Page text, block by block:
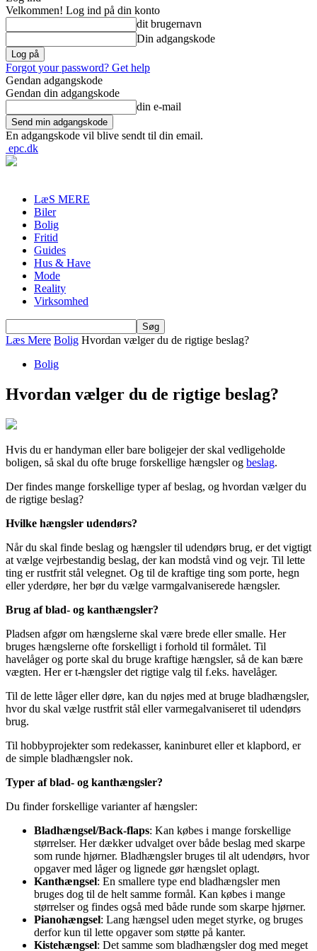
Velkommen! Log ind på din konto
dit brugernavn
Din adgangskode
Forgot your password? Get help
Gendan adgangskode
Gendan din adgangskode
din e-mail
En adgangskode vil blive sendt til din email.
epc.dk
LæS MERE
Biler
Bolig
Fritid
Guides
Hus & Have
Mode
Reality
Virksomhed
Læs Mere Bolig Hvordan vælger du de rigtige beslag?
Bolig
Hvordan vælger du de rigtige beslag?
Hvis du er handyman eller bare boligejer der skal vedligeholde
boligen, så skal du ofte bruge forskellige hængsler og beslag.
Der findes mange forskellige typer af beslag, og hvordan vælger du
de rigtige beslag?
Hvilke hængsler udendørs?
Når du skal finde beslag og hængsler til udendørs brug, er det vigtigt
at vælge vejrbestandig beslag, der kan modstå vind og vejr. Til lette
ting er rustfrit stål velegnet. Og til de kraftige ting som porte, hegn
eller yderdøre, her bør du vælge varmgalvaniserede hængsler.
Brug af blad- og kanthængsler?
Pladsen afgør om hængslerne skal være brede eller smalle. Her
bruges hængslerne ofte forskelligt i forhold til formålet. Til
havelåger og porte skal du bruge kraftige hængsler, så de kan bære
vægten. Her er t-hængsler det rigtige valg til f.eks. havelåger.
Til de lette låger eller døre, kan du nøjes med at bruge bladhængsler,
hvor du skal vælge rustfrit stål eller varmegalvaniseret til udendørs
brug.
Til hobbyprojekter som redekasser, kaninburet eller et klapbord, er
de simple bladhængsler nok.
Typer af blad- og kanthængsler?
Du finder forskellige varianter af hængsler:
Bladhængsel/Back-flaps: Kan købes i mange forskellige
størrelser. Her dækker udvalget over både beslag med skarpe
som runde hjørner. Bladhængsler bruges til alt udendørs, hvor
opgaver med låger og lignede gør hængslet oplagt.
Kanthængsel: En smallere type end bladhængsler men
bruges dog til de helt samme formål. Kan købes i mange
størrelser og findes også med både runde som skarpe hjørner.
Pianohængsel: Lang hængsel uden meget styrke, og bruges
derfor kun til lette opgaver som støtte på kanter.
Kistehængsel: Det samme som bladhængsler dog med meget